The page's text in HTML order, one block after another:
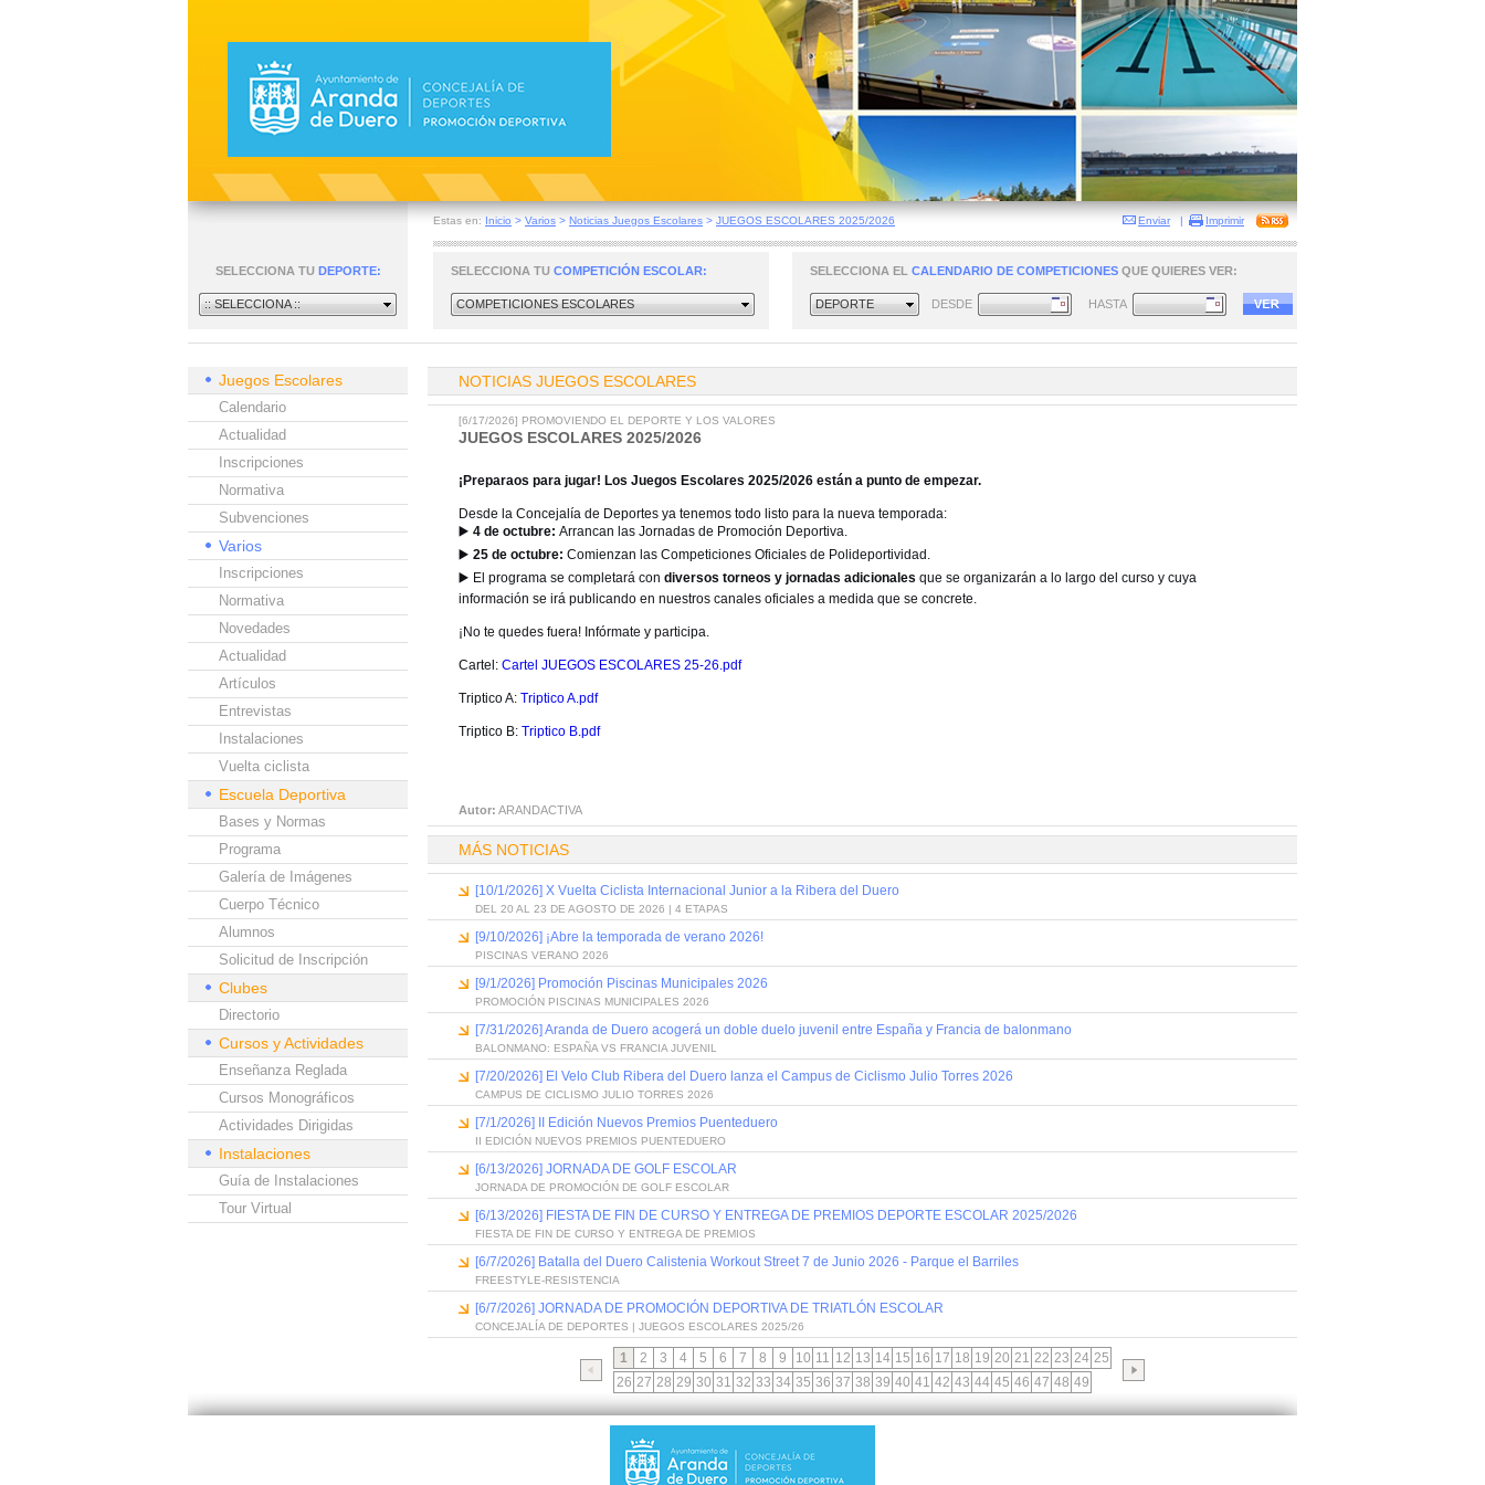
Estas en: Inicio > Varios > Noticias Juegos Escolares > JUEGOS ESCOLARES 2025/2026 Enviar | Imprimir
SELECCIONA TU DEPORTE:
:: SELECCIONA ::
SELECCIONA TU COMPETICIÓN ESCOLAR:
COMPETICIONES ESCOLARES
SELECCIONA EL CALENDARIO DE COMPETICIONES QUE QUIERES VER:
DEPORTE DESDE HASTA
Juegos Escolares
Calendario
Actualidad
Inscripciones
Normativa
Subvenciones
Varios
Inscripciones
Normativa
Novedades
Actualidad
Artículos
Entrevistas
Instalaciones
Vuelta ciclista
Escuela Deportiva
Bases y Normas
Programa
Galería de Imágenes
Cuerpo Técnico
Alumnos
Solicitud de Inscripción
Clubes
Directorio
Cursos y Actividades
Enseñanza Reglada
Cursos Monográficos
Actividades Dirigidas
Instalaciones
Guía de Instalaciones
Tour Virtual
NOTICIAS JUEGOS ESCOLARES
[6/17/2026] PROMOVIENDO EL DEPORTE Y LOS VALORES
JUEGOS ESCOLARES 2025/2026
¡Preparaos para jugar! Los Juegos Escolares 2025/2026 están a punto de empezar.
Desde la Concejalía de Deportes ya tenemos todo listo para la nueva temporada:
▶️ 4 de octubre: Arrancan las Jornadas de Promoción Deportiva.
▶️ 25 de octubre: Comienzan las Competiciones Oficiales de Polideportividad.
▶️ El programa se completará con diversos torneos y jornadas adicionales que se organizarán a lo largo del curso y cuya
información se irá publicando en nuestros canales oficiales a medida que se concrete.
¡No te quedes fuera! Infórmate y participa.
Cartel: Cartel JUEGOS ESCOLARES 25-26.pdf
Triptico A: Triptico A.pdf
Triptico B: Triptico B.pdf
Autor: ARANDACTIVA
MÁS NOTICIAS
[10/1/2026] X Vuelta Ciclista Internacional Junior a la Ribera del Duero
DEL 20 AL 23 DE AGOSTO DE 2026 | 4 ETAPAS
[9/10/2026] ¡Abre la temporada de verano 2026!
PISCINAS VERANO 2026
[9/1/2026] Promoción Piscinas Municipales 2026
PROMOCIÓN PISCINAS MUNICIPALES 2026
[7/31/2026] Aranda de Duero acogerá un doble duelo juvenil entre España y Francia de balonmano
BALONMANO: ESPAÑA VS FRANCIA JUVENIL
[7/20/2026] El Velo Club Ribera del Duero lanza el Campus de Ciclismo Julio Torres 2026
CAMPUS DE CICLISMO JULIO TORRES 2026
[7/1/2026] II Edición Nuevos Premios Puenteduero
II EDICIÓN NUEVOS PREMIOS PUENTEDUERO
[6/13/2026] JORNADA DE GOLF ESCOLAR
JORNADA DE PROMOCIÓN DE GOLF ESCOLAR
[6/13/2026] FIESTA DE FIN DE CURSO Y ENTREGA DE PREMIOS DEPORTE ESCOLAR 2025/2026
FIESTA DE FIN DE CURSO Y ENTREGA DE PREMIOS
[6/7/2026] Batalla del Duero Calistenia Workout Street 7 de Junio 2026 - Parque el Barriles
FREESTYLE-RESISTENCIA
[6/7/2026] JORNADA DE PROMOCIÓN DEPORTIVA DE TRIATLÓN ESCOLAR
CONCEJALÍA DE DEPORTES | JUEGOS ESCOLARES 2025/26
1 2 3 4 5 6 7 8 9 10 11 12 13 14 15 16 17 18 19 20 21 22 23 24 25
26 27 28 29 30 31 32 33 34 35 36 37 38 39 40 41 42 43 44 45 46 47 48 49